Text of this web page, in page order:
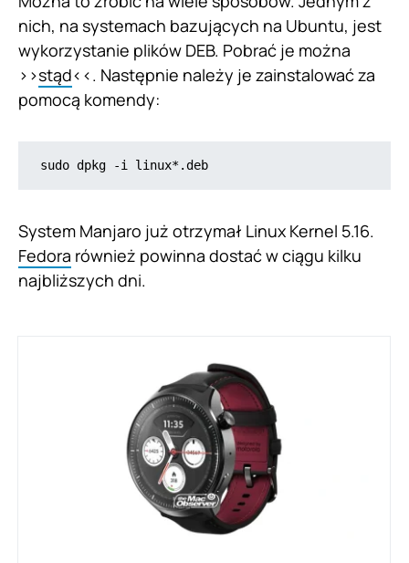
nich, na systemach bazujących na Ubuntu, jest
wykorzystanie plików DEB. Pobrać je można
>>stąd<<. Następnie należy je zainstalować za
pomocą komendy:
sudo dpkg -i linux*.deb
System Manjaro już otrzymał Linux Kernel 5.16.
Fedora również powinna dostać w ciągu kilku
najbliższych dni.